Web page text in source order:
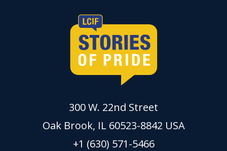
300 W. 22nd Street
Oak Brook, IL 60523-8842 USA
+1 (630) 571-5466